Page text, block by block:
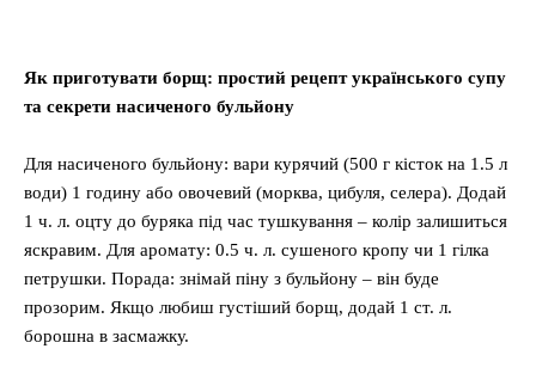
Як приготувати борщ: простий рецепт українського супу
та секрети насиченого бульйону
Для насиченого бульйону: вари курячий (500 г кісток на 1.5 л
води) 1 годину або овочевий (морква, цибуля, селера). Додай
1 ч. л. оцту до буряка під час тушкування – колір залишиться
яскравим. Для аромату: 0.5 ч. л. сушеного кропу чи 1 гілка
петрушки. Порада: знімай піну з бульйону – він буде
прозорим. Якщо любиш густіший борщ, додай 1 ст. л.
борошна в засмажку.